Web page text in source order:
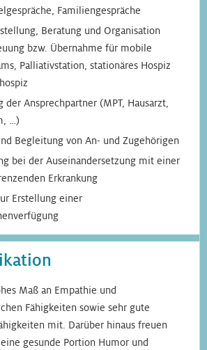
Familiengespräche
Beratung und Organisation
bzw. Übernahme für mobile
Palliativstation, stationäres Hospiz
der Ansprechpartner (MPT, Hausarzt,
…)
Begleitung von An- und Zugehörigen
bei der Auseinandersetzung mit einer
Erkrankung
Erstellung einer
Maß an Empathie und
Fähigkeiten sowie sehr gute
mit. Darüber hinaus freuen
gesunde Portion Humor und